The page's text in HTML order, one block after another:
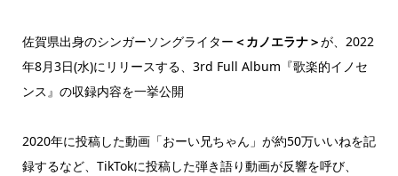
佐賀県出身のシンガーソングライター ＜カノエラナ＞が、2022
年8月3日(水)にリリースする、3rd Full Album『歌楽的イノセ
ンス』の収録内容を一挙公開
2020年に投稿した動画「おーい兄ちゃん」が約50万いいねを記
録するなど、TikTokに投稿した弾き語り動画が反響を呼び、